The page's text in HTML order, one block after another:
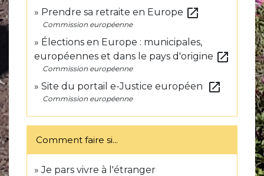
Prendre sa retraite en Europe open_in_new
Commission européenne
Élections en Europe : municipales,
européennes et dans le pays d'origine open_in_new
Commission européenne
Site du portail e-Justice européen open_in_new
Commission européenne
Comment faire si...
Je pars vivre à l'étranger